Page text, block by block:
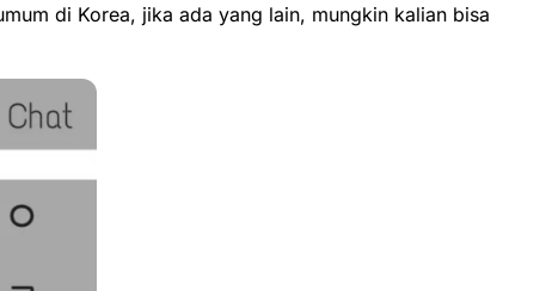
di Korea, jika ada yang lain, mungkin kalian bisa